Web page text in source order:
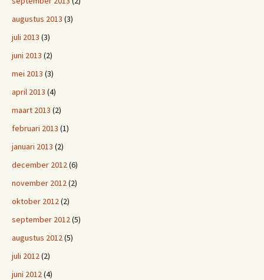
augustus 2013 (3)
juli 2013 (3)
juni 2013 (2)
mei 2013 (3)
april 2013 (4)
maart 2013 (2)
februari 2013 (1)
januari 2013 (2)
december 2012(6)
november 2012(2)
oktober 2012(2)
september 2012(5)
augustus 2012(5)
juli 2012(2)
juni 2012(4)